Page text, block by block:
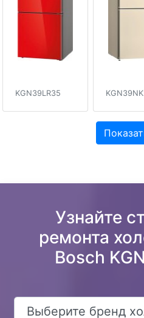
KGN39LR35
Узнайте
ремонта
Bosch